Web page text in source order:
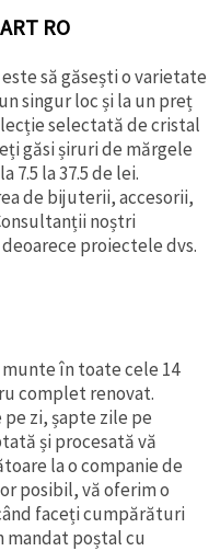
RO
să găsești o varietate
singur loc și la un preț
selectată de cristal
găsi șiruri de mărgele
la 37.5 de lei.
de bijuterii, accesorii,
noștri
proiectele dvs.
în toate cele 14
complet renovat.
zi, șapte zile pe
și procesată vă
la o companie de
posibil, vă oferim o
faceți cumpărături
mandat poștal cu